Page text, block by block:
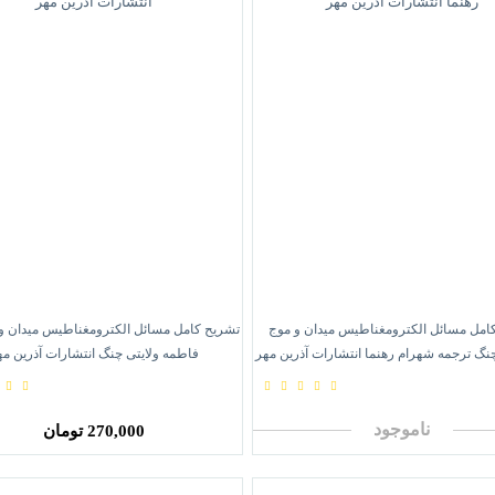
مسائل الکترومغناطیس میدان و موج
ترجمه شهرام رهنما انتشارات آذرین مهر
ناموجود
فاطمه ولایتی چنگ انتشارات آذرین
270,000 تومان